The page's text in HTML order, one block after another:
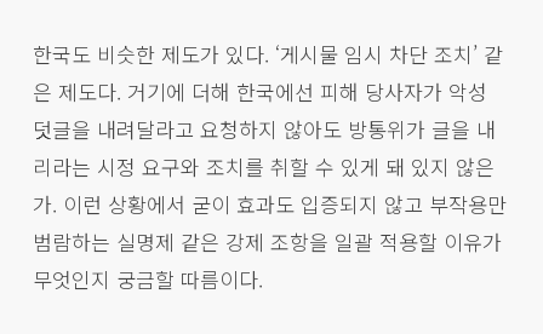
한국도 비슷한 제도가 있다. ‘게시물 임시 차단 조치’ 같
은 제도다. 거기에 더해 한국에선 피해 당사자가 악성
덧글을 내려달라고 요청하지 않아도 방통위가 글을 내
리라는 시정 요구와 조치를 취할 수 있게 돼 있지 않은
가. 이런 상황에서 굳이 효과도 입증되지 않고 부작용만
범람하는 실명제 같은 강제 조항을 일괄 적용할 이유가
무엇인지 궁금할 따름이다.